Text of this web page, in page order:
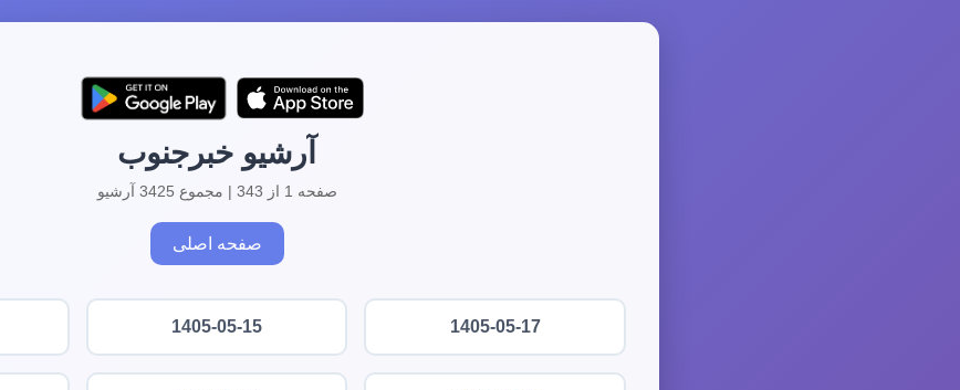
آرشیو خبرجنوب
صفحه 1 از 343 | مجموع 3425 آرشیو
صفحه اصلی
1405-05-17
1405-05-15